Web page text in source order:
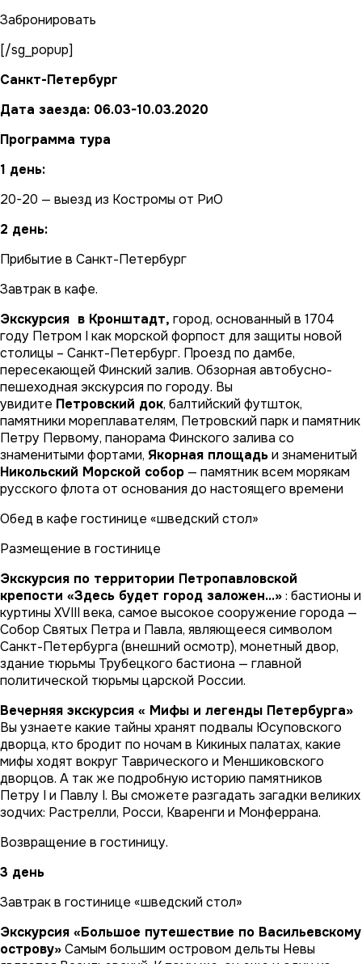
Забронировать
[/sg_popup]
Санкт-Петербург
Дата заезда: 06.03-10.03.2020
Программа тура
1 день:
20-20 — выезд из Костромы от РиО
2 день:
Прибытие в Санкт-Петербург
Завтрак в кафе.
Экскурсия в Кронштадт, город, основанный в 1704
году Петром I как морской форпост для защиты новой
столицы – Санкт-Петербург. Проезд по дамбе,
пересекающей Финский залив. Обзорная автобусно-
пешеходная экскурсия по городу. Вы
увидите Петровский док, балтийский футшток,
памятники мореплавателям, Петровский парк и памятник
Петру Первому, панорама Финского залива со
знаменитыми фортами, Якорная площадьи знаменитый
Никольский Морской собор — памятник всем морякам
русского флота от основания до настоящего времени
Обед в кафе гостинице «шведский стол»
Размещение в гостинице
Экскурсия по территории Петропавловской
крепости «Здесь будет город заложен…»: бастионы и
куртины XVIII века, самое высокое сооружение города —
Собор Святых Петра и Павла, являющееся символом
Санкт-Петербурга (внешний осмотр), монетный двор,
здание тюрьмы Трубецкого бастиона — главной
политической тюрьмы царской России.
Вечерняя экскурсия « Мифы и легенды Петербурга»
Вы узнаете какие тайны хранят подвалы Юсуповского
дворца, кто бродит по ночам в Кикиных палатах, какие
мифы ходят вокруг Таврического и Меншиковского
дворцов. А так же подробную историю памятников
Петру I и Павлу I. Вы сможете разгадать загадки великих
зодчих: Растрелли, Росси, Кваренги и Монферрана.
Возвращение в гостиницу.
3 день
Завтрак в гостинице «шведский стол»
Экскурсия «Большое путешествие по Васильевскому
острову»Самым большим островом дельты Невы